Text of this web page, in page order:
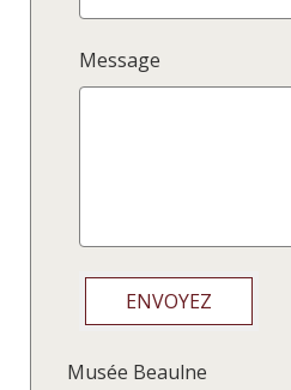
Message
ENVOYEZ
Musée Beaulne